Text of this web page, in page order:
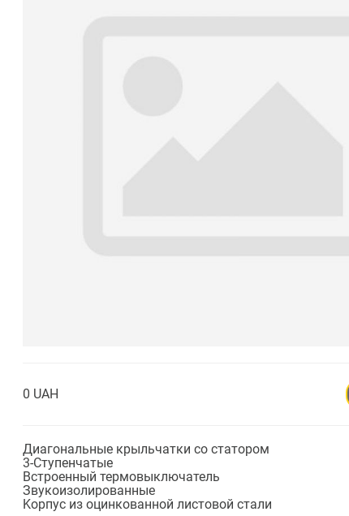
0 UAH
Диагональные крыльчатки со статором
3-Cтупенчатыe
Bстроенный термовыключатель
Звукоизолированныe
Kорпус из оцинкованной листовой стали